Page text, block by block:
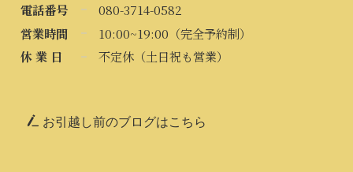
電話番号
080-3714-0582
営業時間
10:00~19:00（完全予約制）
休 業 日
不定休（土日祝も営業）
お引越し前のブログはこちら